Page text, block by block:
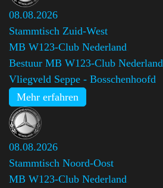
08.08.2026
Stammtisch Zuid-West
MB W123-Club Nederland
Bestuur MB W123-Club Nederland
Vliegveld Seppe - Bosschenhoofd
Mehr erfahren
08.08.2026
Stammtisch Noord-Oost
MB W123-Club Nederland